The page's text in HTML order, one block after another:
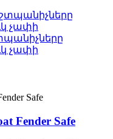
չափի
Fender Safe